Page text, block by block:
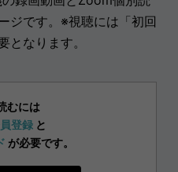
ジです。※視聴には「初回
となります。
むには
登録 と
が必要です。